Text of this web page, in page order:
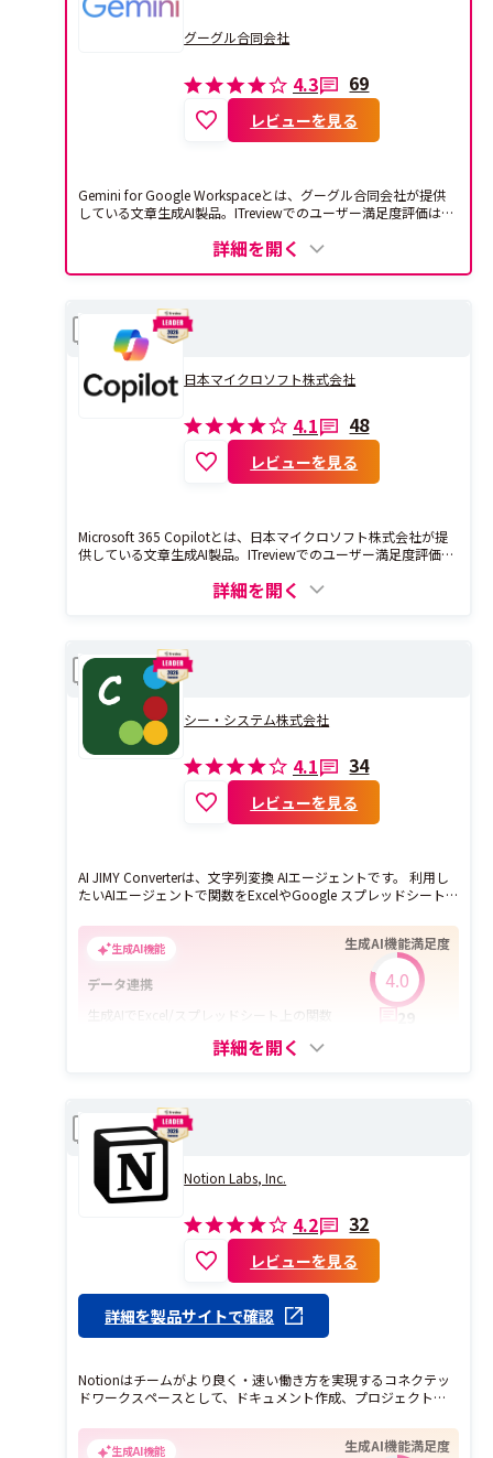
グーグル合同会社
4.3 69
レビューを見る
Gemini for Google Workspaceとは、グーグル合同会社が提供
している文章生成AI製品。ITreviewでのユーザー満足度評価は4.
詳細を開く
比較 Microsoft 365 Copilot
日本マイクロソフト株式会社
4.1 48
レビューを見る
Microsoft 365 Copilotとは、日本マイクロソフト株式会社が提
供している文章生成AI製品。ITreviewでのユーザー満足度評価は
詳細を開く
AI JIMY Converter
シー・システム株式会社
4.1 34
レビューを見る
AI JIMY Converterは、文字列変換 AIエージェントです。 利用し
たいAIエージェントで関数をExcelやGoogle スプレッドシート
度の文章を要約したりできます。 アプリのインストールやアカ
ウント登録は不要！無料でご利用いただけます。 例えば、Excel
で作成された顧客リストの住所表記を統一したいなど、これま
で人の手で行ってきた作業を自動で簡単に完了させることがで
力する際、担当者ごとに住所の表記が異なることがあります。
それらを一括で統一し、誤字や表記ゆれを自動修正してデータ
の整合性を保つことができます。 ◆文章内の人名抽出 契約書
す。契約書や申込書などで利用できます。 ◆300字程度の文章
を要約 長文のレポートやメールを効率的に要約します。重要な
ポイントを簡潔にまとめることができ、情報収集の時間を短縮
して意思決定のスピードを高められます。 機能は、随時追加し
ていきますので、ぜひご活用ください。
生成AI機能
データ連携
生成AIでExcel/スプレッドシート上の関数
生成AI機能満足度
4.0
29
詳細を開く
比較 Notion
Notion Labs, Inc.
4.2 32
レビューを見る
詳細を製品サイトで確認
Notionはチームがより良く・速い働き方を実現するコネクテッ
ドワークスペースとして、ドキュメント作成、プロジェクトや
一箇所にまとめる事ができます。 誰でも簡単にレゴブロックの
様に組み合わせて自分の業務に合ったツールを作り、アイデア
生成AI機能 生成AI機能満足度